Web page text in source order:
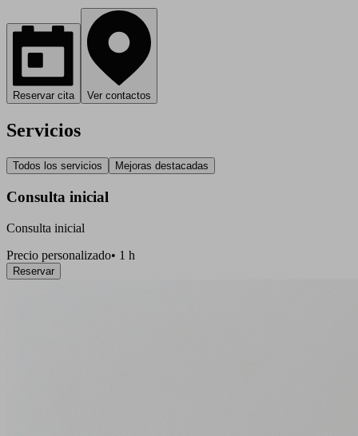
Reservar cita Ver contactos
Servicios
Todos los servicios Mejoras destacadas
Consulta inicial
Consulta inicial
Precio personalizado• 1 h
Reservar